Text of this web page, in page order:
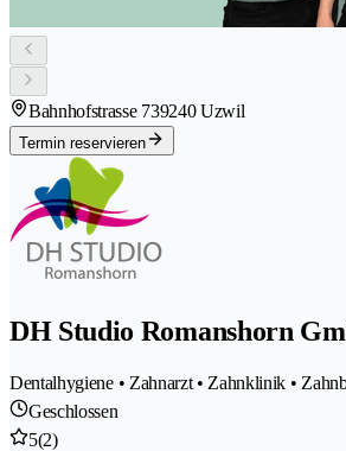
Bahnhofstrasse 739240 Uzwil
Termin reservieren
DH Studio Romanshorn
Dentalhygiene • Zahnarzt • Zahnklinik •
Geschlossen
5(2)